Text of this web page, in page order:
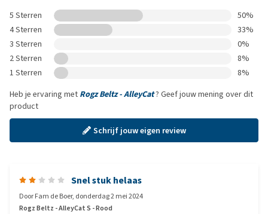
5 Sterren
50%
4 Sterren
33%
3 Sterren
0%
2 Sterren
8%
1 Sterren
8%
Heb je ervaring met Rogz Beltz - AlleyCat? Geef jouw mening over dit
product
Schrijf jouw eigen review
Snel stuk helaas
DoorFam de Boer, donderdag 2 mei 2024
Rogz Beltz - AlleyCat S - Rood